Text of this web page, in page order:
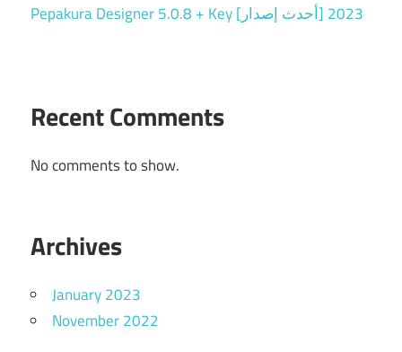
Pepakura Designer 5.0.8 + Key [أحدث إصدار] 2023
Recent Comments
No comments to show.
Archives
January 2023
November 2022